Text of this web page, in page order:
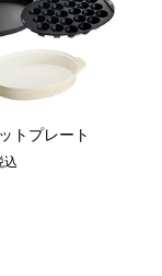
トプレート
込